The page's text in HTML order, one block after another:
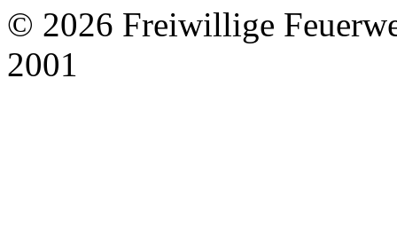
© 2026 Freiwillige
2001